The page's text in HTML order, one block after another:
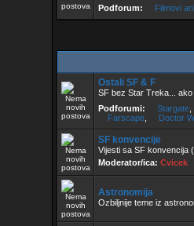
Podforum:
Filmovi
Ostali SF & F
SF bez Star Treka... ako
Podforumi:
Stargate
Farscape
Doctor
SF konvencije
Vijesti sa SF konvencija
Moderator/ica: Cvicek
Astronomija
Ozbiljnije teme iz